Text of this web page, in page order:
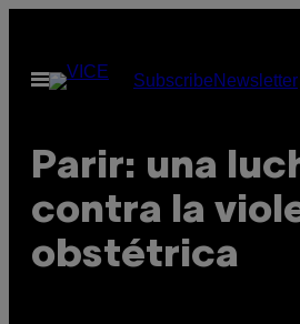
contenido
Abrir
Menú
SubscribeNewsletter
Parir: una
contra la
obstétrica